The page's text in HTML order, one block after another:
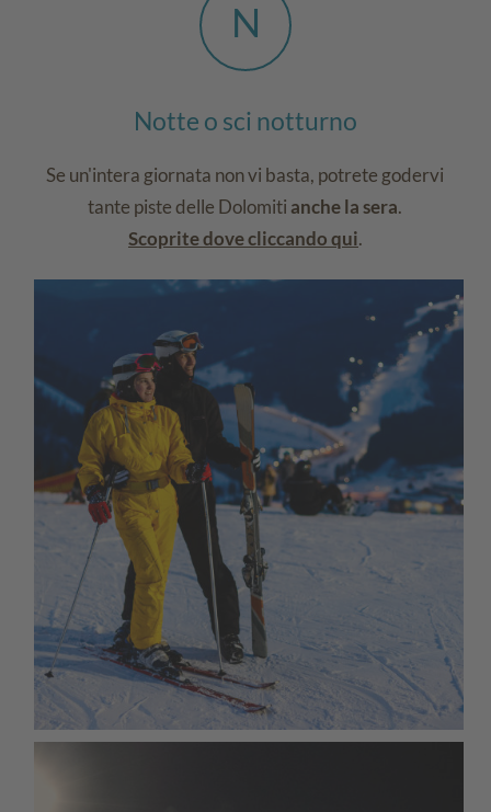
N
Notte o sci notturno
Se un'intera giornata non vi basta, potrete godervi
tante piste delle Dolomiti anche la sera.
Scoprite dove cliccando qui.